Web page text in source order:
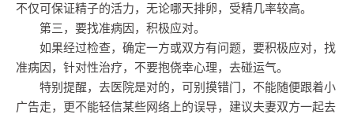
不仅可保证精子的活力，无论哪天排卵，受精几率较高。
第三，要找准病因，积极应对。
如果经过检查，确定一方或双方有问题，要积极应对，找
准病因，针对性治疗，不要抱侥幸心理，去碰运气。
特别提醒，去医院是对的，可别摸错门，不能随便跟着小
广告走，更不能轻信某些网络上的误导，建议夫妻双方一起去